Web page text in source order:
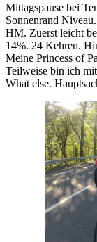
Mittagspause bei
Sonnenrand
HM. Zuerst leicht
14%. 24 Kehren.
Meine Princess of
Teilweise bin ich
What else.